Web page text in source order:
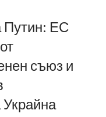
Путин: ЕС
съюз и